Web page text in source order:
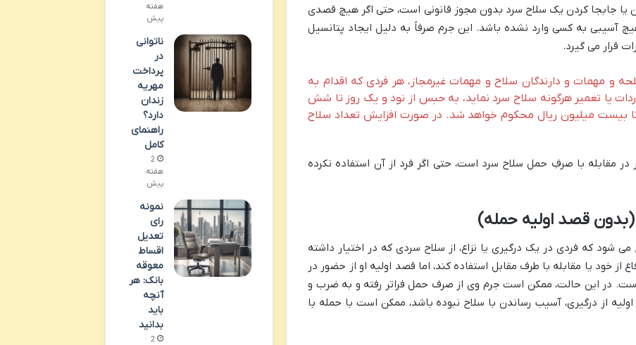
یا جابجا کردن یک سلاح سرد بدون مجوز قانونی است، حتی اگر هیچ قصدی
آسیبی به کسی وارد نشده باشد. این جرم صرفاً به دلیل ایجاد پتانسیل
قرار می گیرد.
قاچاق اسلحه و مهمات و دارندگان سلاح و مهمات غیرمجاز، هر فردی که اقدام به
یا تعمیر هرگونه سلاح سرد نماید، به حبس از نود و یک روز تا شش
بیست میلیون ریال محکوم خواهد شد. در صورت افزایش تعداد سلاح
مقابله با صرفِ حمل سلاح سرد است، حتی اگر فرد از آن استفاده نکرده
(بدون قصد اولیه حمله)
می شود که فردی در یک درگیری یا نزاع، از سلاح سردی که در اختیار داشته
خود یا مقابله با طرف مقابل استفاده کند، اما قصد اولیه او از حضور در
است. در این حالت، ممکن است جرم وی از صرف حمل فراتر رفته و به ضرب و
از درگیری، آسیب رساندن با سلاح نبوده باشد، ممکن است با حمله با
هفته
پیش
ناتوانی
در
پرداخت
مهریه
زندان
دارد؟
راهنمای
کامل
2
هفته
پیش
نمونه
رای
تعدیل
اقساط
معوقه
بانک: هر
آنچه
باید
بدانید
2